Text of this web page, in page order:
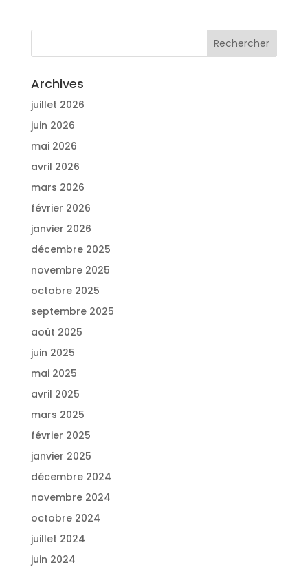
Archives
juillet 2026
juin 2026
mai 2026
avril 2026
mars 2026
février 2026
janvier 2026
décembre 2025
novembre 2025
octobre 2025
septembre 2025
août 2025
juin 2025
mai 2025
avril 2025
mars 2025
février 2025
janvier 2025
décembre 2024
novembre 2024
octobre 2024
juillet 2024
juin 2024